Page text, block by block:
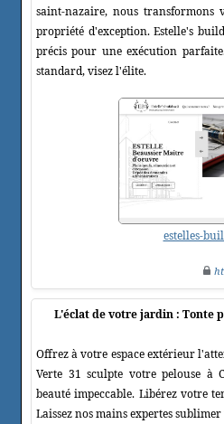
saint-nazaire, nous transformons
propriété d'exception. Estelle's
précis pour une exécution
standard, visez l'élite.
estelles-
L'éclat de votre jardin : Tonte
Offrez à votre espace extérieur
Verte 31 sculpte votre pelouse à
beauté impeccable. Libérez votre
Laissez nos mains expertes